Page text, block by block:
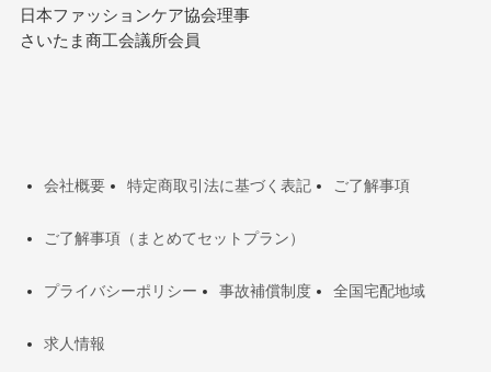
日本ファッションケア協会理事
さいたま商工会議所会員
会社概要 特定商取引法に基づく表記 ご了解事項
ご了解事項（まとめてセットプラン）
プライバシーポリシー 事故補償制度 全国宅配地域
求人情報